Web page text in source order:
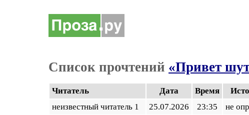
Список прочтений «Привет
Читатель Дата Время
неизвестный читатель 1
25.07.2026 23:35 не